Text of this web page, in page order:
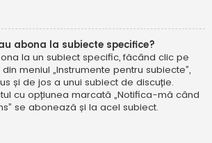
abona la subiecte specifice?
la un subiect specific, făcând clic pe
meniul „Instrumente pentru subiecte”,
și de jos a unui subiect de discuție.
cu opțiunea marcată „Notifica-mă când
se abonează și la acel subiect.